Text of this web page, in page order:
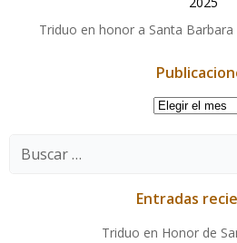
Triduo en honor a Santa Barbara
Buscar:
Entradas
Triduo en Honor de